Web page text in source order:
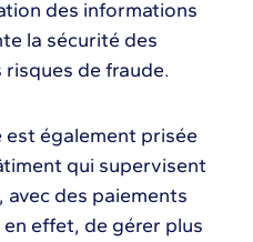
des informations
la sécurité des
de fraude.
est également prisée
qui supervisent
des paiements
effet, de gérer plus